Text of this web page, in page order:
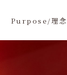
Purpose/理念